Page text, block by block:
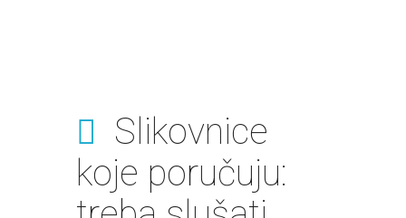
Slikovnice
koje poručuju: